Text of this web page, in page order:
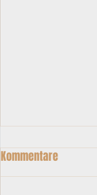
Kommentare